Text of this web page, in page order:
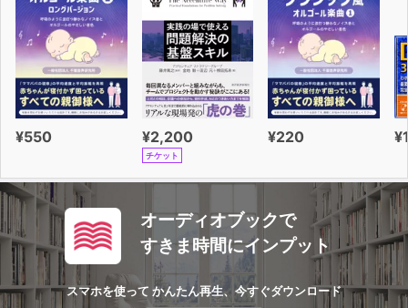
¥550 ¥2,200
チケット
¥220
オーディオブックで
すきま時間にインプット
スマホを使って かんたん再生、今すぐダウンロード